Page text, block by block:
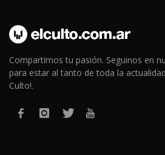
Compartimos tu pasión. Seguinos en
para estar al tanto de toda la
Culto!.